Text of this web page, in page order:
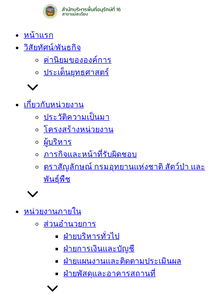
หน้าแรก
วิสัยทัศน์/พันธกิจ
ค่านิยมขององค์การ
ประเด็นยุทธศาสตร์
เกี่ยวกับหน่วยงาน
ประวัติความเป็นมา
โครงสร้างหน่วยงาน
ผู้บริหาร
ภารกิจและหน้าที่รับผิดชอบ
ตราสัญลักษณ์ กรมอุทยานแห่งชาติ สัตว์ป่า และ
พันธุ์พืช
หน่วยงานภายใน
ส่วนอำนวยการ
ฝ่ายบริหารทั่วไป
ฝ่ายการเงินและบัญชี
ฝ่ายแผนงานและติดตามประเมินผล
ฝ่ายพัสดุและอาคารสถานที่